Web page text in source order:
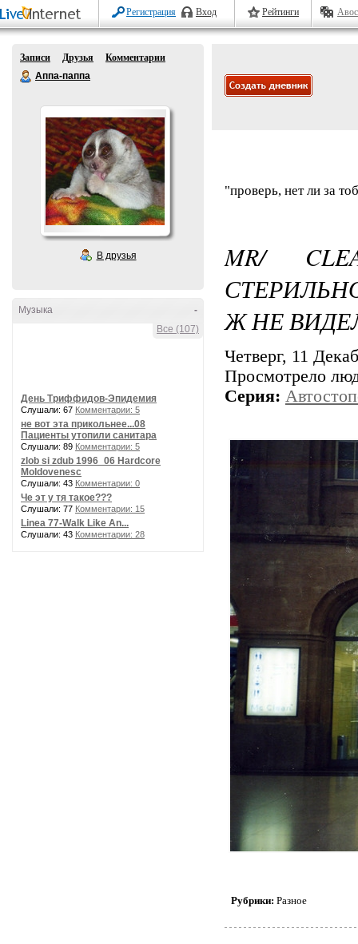
Регистрация Вход Рейтинги
Записи Друзья
Комментарии
Аппа-паппа
В друзья
-
Музыка
Все (107)
День Триффидов-Эпидемия
Слушали: 67 Комментарии: 5
не вот эта прикольнее...08
Пациенты утопили санитара
Слушали: 89 Комментарии: 5
zlob si zdub 1996_06 Hardcore
Moldovenesc
Слушали: 43 Комментарии: 0
Че эт у тя такое???
Слушали: 77 Комментарии: 15
Linea 77-Walk Like An...
Слушали: 43 Комментарии: 28
"проверь, нет ли за
MR/
Ж НЕ
Четверг, 11
Просмотрело
Серия:
Рубрики: Разное